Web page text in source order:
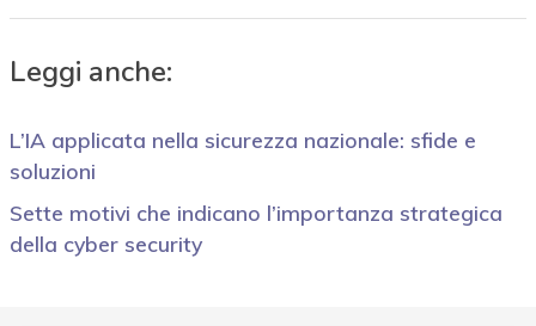
Leggi anche:
L’IA applicata nella sicurezza nazionale: sfide e
soluzioni
Sette motivi che indicano l’importanza strategica
della cyber security